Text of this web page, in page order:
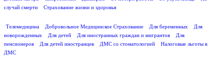
случай смерти
Страхование жизни и здоровья
Телемедицина
Добровольное Медицинское Страхование Для беременных
Для
новорожденных
Для детей Для иностранных граждан и мигрантов
Для
пенсионеров
Для детей иностранцев ДМС со стоматологией
Налоговые льготы в
ДМС